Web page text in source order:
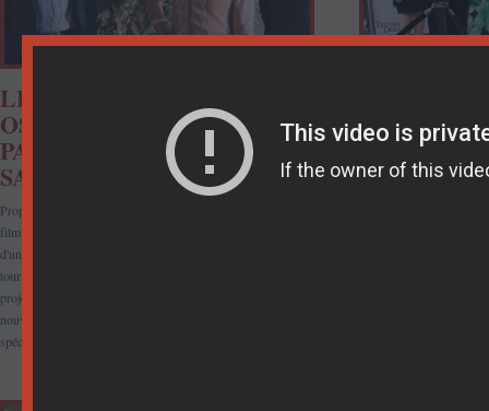
LE FILM NOMMÉ AUX
OSCARS, LE REVE DU
PAPILLON, RESSORT EN
SALLES !
Proposé par la Turquie pour concourir au 86e Oscar du meilleur
film en langue étrangère, « Le Rêve du Papillon » fait l'objet
d'une campagne de promotion à travers les États-Unis. Outre la
tournée qui comprend de nombreux événements et des
projections spéciales aux États-Unis, le film bénéficie d'un
nouvelle sortie dans les salles turques. La nouvelle version,
spécialement préparée pour les Oscars, sortira en Turquie.